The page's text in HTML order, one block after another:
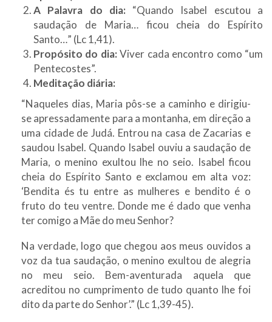
A Palavra do dia: “Quando Isabel escutou a
saudação de Maria… ficou cheia do Espírito
Santo…” (Lc 1,41).
Propósito do dia: Viver cada encontro como “um
Pentecostes”.
Meditação diária:
“Naqueles dias, Maria pôs-se a caminho e dirigiu-
se apressadamente para a montanha, em direção a
uma cidade de Judá. Entrou na casa de Zacarias e
saudou Isabel. Quando Isabel ouviu a saudação de
Maria, o menino exultou lhe no seio. Isabel ficou
cheia do Espírito Santo e exclamou em alta voz:
‘Bendita és tu entre as mulheres e bendito é o
fruto do teu ventre. Donde me é dado que venha
ter comigo a Mãe do meu Senhor?
Na verdade, logo que chegou aos meus ouvidos a
voz da tua saudação, o menino exultou de alegria
no meu seio. Bem-aventurada aquela que
acreditou no cumprimento de tudo quanto lhe foi
dito da parte do Senhor’.” (Lc 1,39-45).